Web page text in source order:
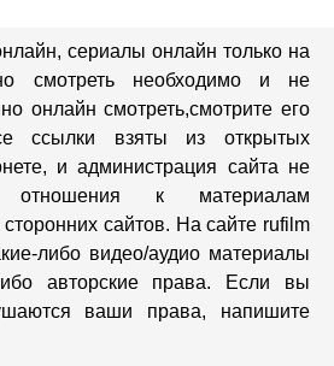
сериалы онлайн только на
смотреть необходимо и не
онлайн смотреть,cмотрите его
ссылки взяты из открытых
и администрация сайта не
отношения к материалам
сайтов. На сайте rufilm
либо видео/аудио материалы
авторские права. Если вы
ваши права, напишите